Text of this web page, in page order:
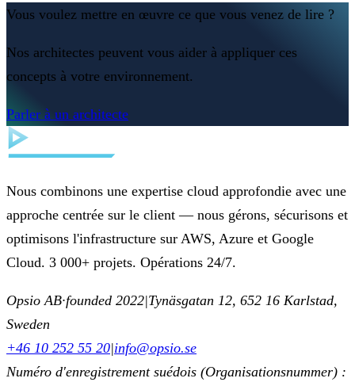
Vous voulez mettre en œuvre ce que vous venez de lire ?
Nos architectes peuvent vous aider à appliquer ces
concepts à votre environnement.
Parler à un architecte
Nous combinons une expertise cloud approfondie avec une
approche centrée sur le client — nous gérons, sécurisons et
optimisons l'infrastructure sur AWS, Azure et Google
Cloud. 3 000+ projets. Opérations 24/7.
Opsio AB·founded 2022|Tynäsgatan 12, 652 16 Karlstad,
Sweden
+46 10 252 55 20|info@opsio.se
Numéro d'enregistrement suédois (Organisationsnummer) :